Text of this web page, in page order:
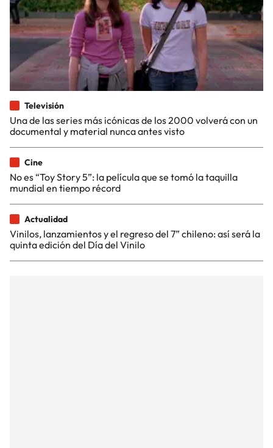
Televisión
Una de las series más icónicas de los 2000 volverá con un
documental y material nunca antes visto
Cine
No es “Toy Story 5”: la película que se tomó la taquilla
mundial en tiempo récord
Actualidad
Vinilos, lanzamientos y el regreso del 7” chileno: así será la
quinta edición del Día del Vinilo